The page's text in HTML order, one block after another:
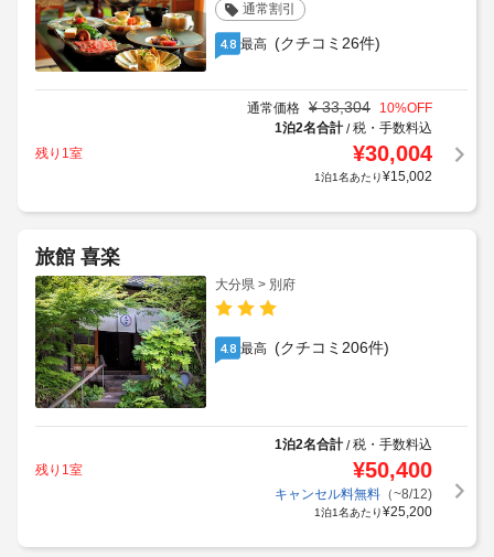
通常割引
4.8 最高 (クチコミ26件)
通常価格 ¥ 33,304 10%OFF
1泊2名合計/税・手数料込
残り1室
¥30,004
1泊1名あたり¥15,002
旅館 喜楽
大分県 > 別府
4.8 最高 (クチコミ206件)
1泊2名合計/税・手数料込
残り1室
¥50,400
キャンセル料無料（~8/12)
1泊1名あたり¥25,200